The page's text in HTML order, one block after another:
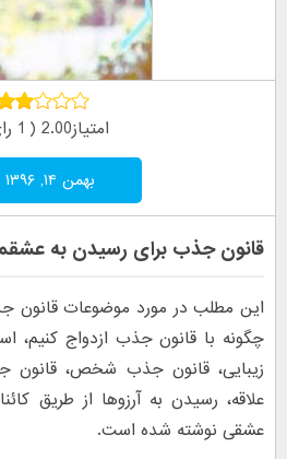
امتیاز2.00 ( 1 رای )
بهمن ۱۴, ۱۳۹۶
قانون جذب برای رسیدن به
این مطلب در مورد موضوعات قانون
چگونه با قانون جذب ازدواج کنیم،
زیبایی، قانون جذب شخص، قانون
علاقه، رسیدن به آرزوها از طریق
عشقی نوشته شده است.